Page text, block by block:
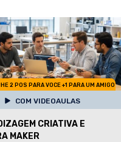
2 POS PARA VOCE +1 PARA UM AMIGO
COM VIDEOAULAS
CRIATIVA E
MAKER